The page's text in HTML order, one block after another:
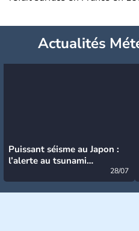
Actualités
Puissant séisme au Japon :
l’alerte au tsunami
28/07